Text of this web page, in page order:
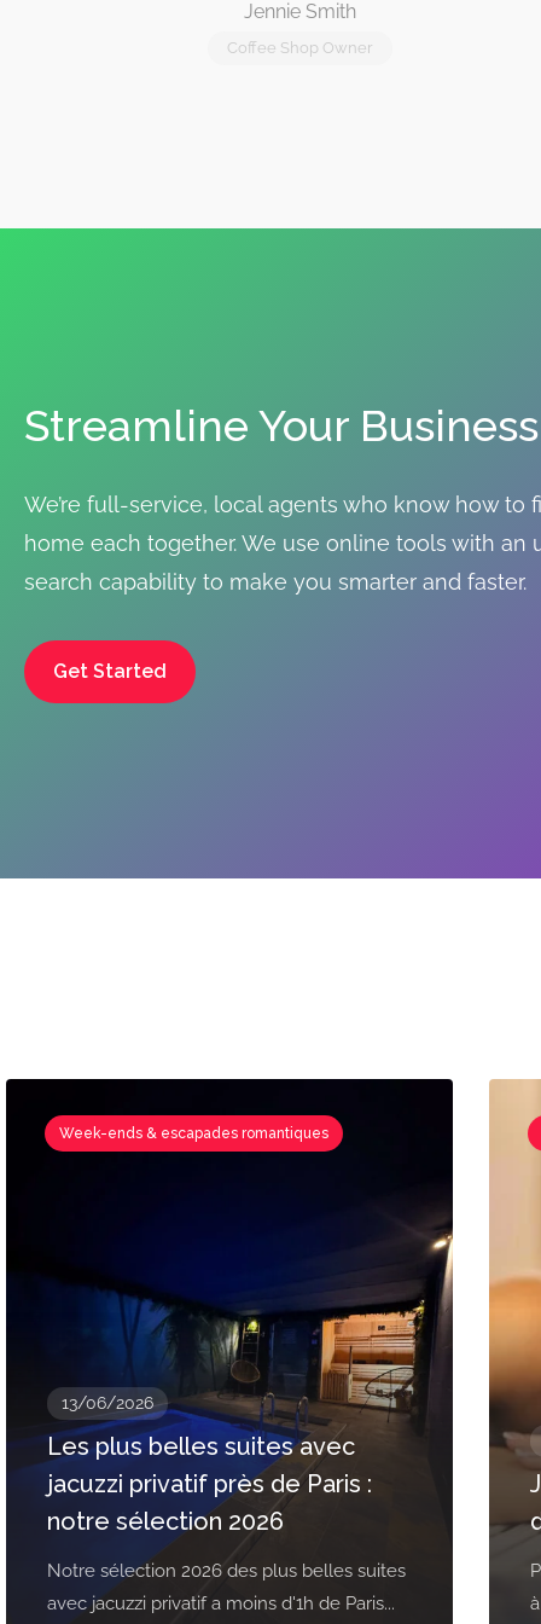
Jennie Smith
Coffee Shop Owner
Streamline Your Business
We’re full-service, local agents who know how to
home each together. We use online tools with an
search capability to make you smarter and faster.
Get Started
Week-ends & escapades romantiques
13/06/2026
Les plus belles suites avec
jacuzzi privatif près de Paris :
notre sélection 2026
Notre sélection 2026 des plus belles suites
avec jacuzzi privatif a moins d'1h de Paris...